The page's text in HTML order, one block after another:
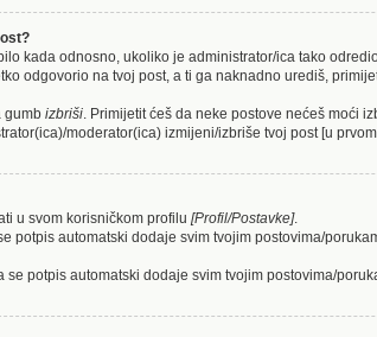
kada odnosno, ukoliko je administrator/ica tako
odgovorio na tvoj post, a ti ga naknadno urediš,
gumb izbriši . Primijetit ćeš da neke postove nećeš moći
moderator(ica) izmijeni/izbriše tvoj post [u
u svom korisničkom profilu [Profil/Postavke].
potpis automatski dodaje svim tvojim postovima/
potpis automatski dodaje svim tvojim postovima/